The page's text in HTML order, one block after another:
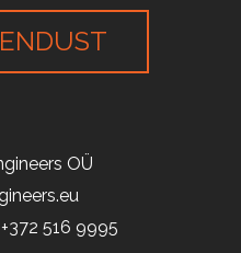
OÜ
516 9995